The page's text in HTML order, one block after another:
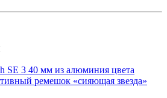
SE 3 40 мм из алюминия цвета
ремешок «сияющая звезда»